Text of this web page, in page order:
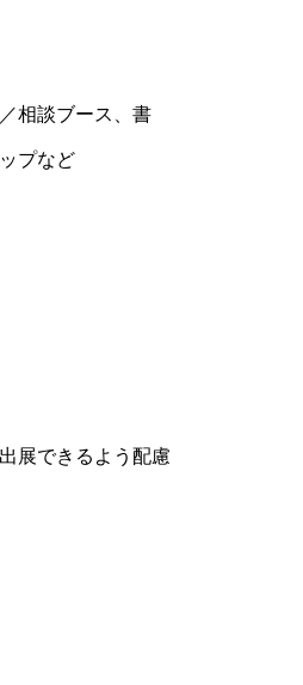
相談ブース、書
プなど
展できるよう配慮